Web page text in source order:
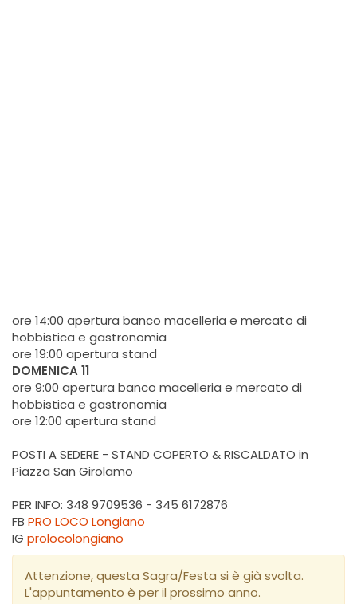
ore 14:00 apertura banco macelleria e mercato di
hobbistica e gastronomia
ore 19:00 apertura stand
DOMENICA 11
ore 9:00 apertura banco macelleria e mercato di
hobbistica e gastronomia
ore 12:00 apertura stand
POSTI A SEDERE - STAND COPERTO & RISCALDATO in
Piazza San Girolamo
PER INFO: 348 9709536 - 345 6172876
FB PRO LOCO Longiano
IG prolocolongiano
Attenzione, questa Sagra/Festa si è già svolta.
L'appuntamento è per il prossimo anno.